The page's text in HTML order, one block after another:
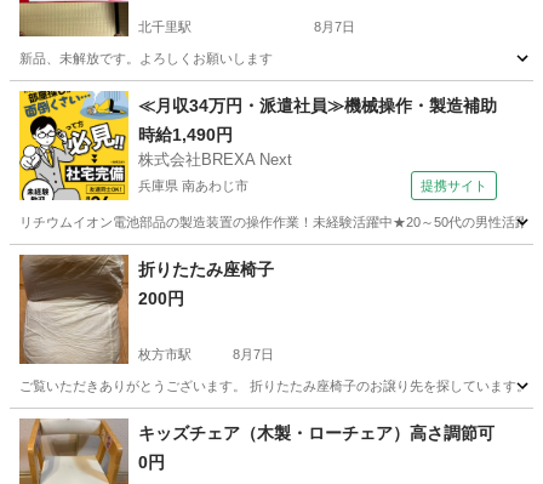
北千里駅 8月7日
新品、未解放です。よろしくお願いします
大阪 吹田市 北千里駅 テーブル IKEA
≪月収34万円・派遣社員≫機械操作・製造補助
時給1,490円
株式会社BREXA Next
兵庫県 南あわじ市 提携サイト
リチウムイオン電池部品の製造装置の操作作業！未経験活躍中★20～50代の男性活
兵庫 南あわじ市 その他
折りたたみ座椅子
200円
枚方市駅 8月7日
ご覧いただきありがとうございます。 折りたたみ座椅子のお譲り先を探しています
大阪 枚方市 枚方市駅 椅子
キッズチェア（木製・ローチェア）高さ調節可
0円